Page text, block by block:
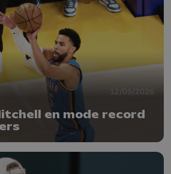
12/05/2026
en mode record